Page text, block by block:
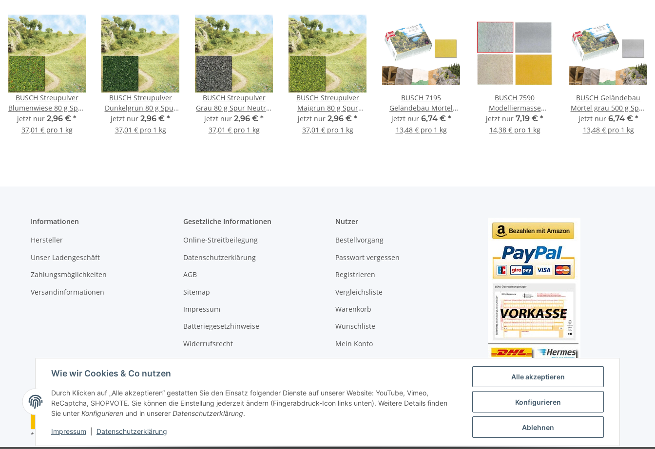
Alle akzeptieren
Konfigurieren
Ablehnen
Wie wir Cookies & Co nutzen
Durch Klicken auf „Alle akzeptieren“ gestatten Sie den Einsatz folgender Dienste auf unserer Website: YouTube, Vimeo,
ReCaptcha, SHOPVOTE. Sie können die Einstellung jederzeit ändern (Fingerabdruck-Icon links unten). Weitere Details finden
Sie unter Konfigurieren und in unserer Datenschutzerklärung.
Impressum Datenschutzerklärung
BUSCH Streupulver
Blumenwiese 80 g Spur
Neutral 7300
jetzt nur 2,96 € *
37,01 € pro 1 kg
BUSCH Streupulver
Dunkelgrün 80 g Spur
Neutral 7303
jetzt nur 2,96 € *
37,01 € pro 1 kg
BUSCH Streupulver
Grau 80 g Spur Neutral
7309
jetzt nur 2,96 € *
37,01 € pro 1 kg
BUSCH Streupulver
Maigrün 80 g Spur
Neutral 7301
jetzt nur 2,96 € *
37,01 € pro 1 kg
BUSCH 7195
Geländebau Mörtel
braun 500 g Spur
Neutral
jetzt nur 6,74 € *
13,48 € pro 1 kg
BUSCH 7590
Modelliermasse
steingrau 500 g Spur
Neutral
jetzt nur 7,19 € *
14,38 € pro 1 kg
BUSCH Geländebau
Mörtel grau 500 g Spur
Neutral 7192
jetzt nur 6,74 € *
13,48 € pro 1 kg
Informationen
Hersteller
Unser Ladengeschäft
Zahlungsmöglichkeiten
Versandinformationen
Gesetzliche Informationen
Online-Streitbeilegung
Datenschutzerklärung
AGB
Sitemap
Impressum
Batteriegesetzhinweise
Widerrufsrecht
Nutzer
Bestellvorgang
Passwort vergessen
Registrieren
Vergleichsliste
Warenkorb
Wunschliste
Mein Konto
News
Vertrag widerrufen
* Alle Preise inkl. gesetzlicher USt., zzgl.Versand